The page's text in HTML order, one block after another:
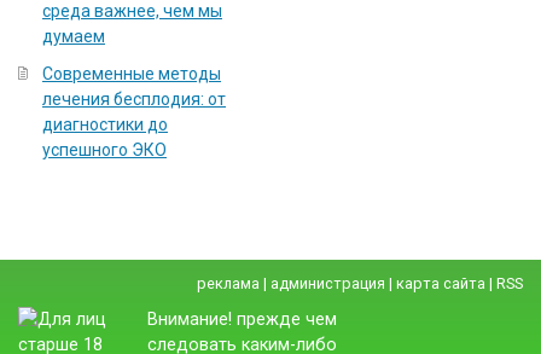
среда важнее, чем мы
думаем
Современные методы
лечения бесплодия: от
диагностики до
успешного ЭКО
реклама | администрация | карта сайта | RSS
Внимание! прежде чем
следовать каким-либо